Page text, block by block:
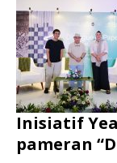
Inisiatif
pameran